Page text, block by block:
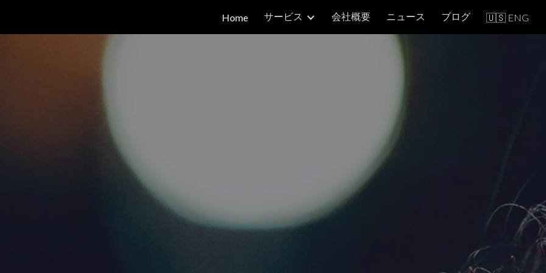
Skip to navigation
Home サービス 会社概要 ニュース ブログ 🇺🇸 ENG